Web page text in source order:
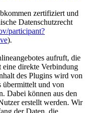
zertifiziert und
Datenschutzrecht
participant?
).
aufruft, die
eine direkte Verbindung
des Plugins wird von
übermittelt und von
Dabei können aus den
erstellt werden. Wir
der Daten, die